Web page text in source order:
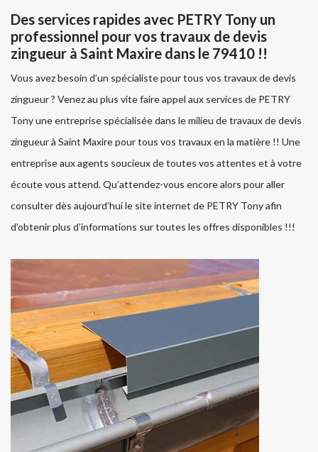
Des services rapides avec PETRY Tony un
professionnel pour vos travaux de devis
zingueur à Saint Maxire dans le 79410 !!
Vous avez besoin d’un spécialiste pour tous vos travaux de devis
zingueur ? Venez au plus vite faire appel aux services de PETRY
Tony une entreprise spécialisée dans le milieu de travaux de devis
zingueur à Saint Maxire pour tous vos travaux en la matière !! Une
entreprise aux agents soucieux de toutes vos attentes et à votre
écoute vous attend. Qu’attendez-vous encore alors pour aller
consulter dès aujourd’hui le site internet de PETRY Tony afin
d’obtenir plus d’informations sur toutes les offres disponibles !!!